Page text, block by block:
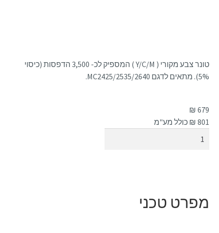
טונר צבע מקורי ( Y/C/M ) המספיק לכ- 3,500 הדפסות (כיסוי
5%). מתאים לדגם MC2425/2535/2640.
679
₪
801 ₪ כולל מע"מ
מפרט טכני